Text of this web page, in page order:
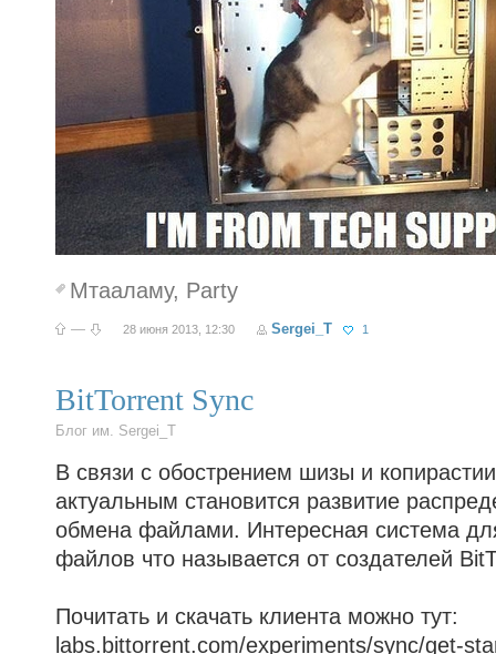
Мтааламу, Party
— 28 июня 2013, 12:30 Sergei_T 1
BitTorrent Sync
Блог им. Sergei_T
В связи с обострением шизы и
актуальным становится развитие
обмена файлами. Интересная система
файлов что называется от создателей
Почитать и скачать клиента можно тут:
labs.bittorrent.com/experiments/sync/get-